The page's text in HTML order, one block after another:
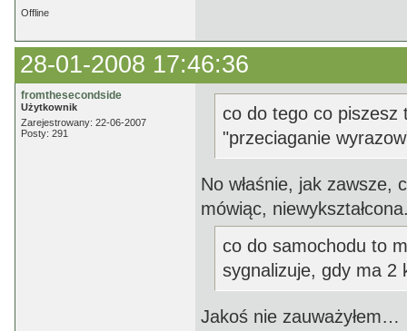
Offline
28-01-2008 17:46:36
fromthesecondside
Użytkownik
Zarejestrowany: 22-06-2007
Posty: 291
co do tego co piszesz
"przeciaganie
No właśnie, jak zawsze,
mówiąc,
co do samochodu to
sygnalizuje, gdy ma 2
Jakoś nie zauważyłem…